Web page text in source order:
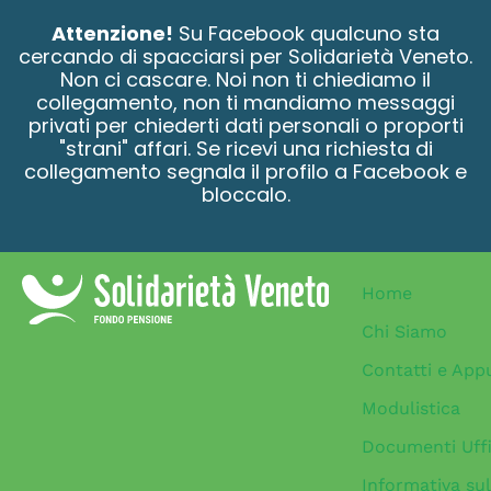
Attenzione! Su Facebook qualcuno sta
cercando di spacciarsi per Solidarietà Veneto.
Non ci cascare. Noi non ti chiediamo il
collegamento, non ti mandiamo messaggi
privati per chiederti dati personali o proporti
"strani" affari. Se ricevi una richiesta di
collegamento segnala il profilo a Facebook e
bloccalo.
Home
Chi Siamo
Contatti e
Modulistica
Documenti
Informativa